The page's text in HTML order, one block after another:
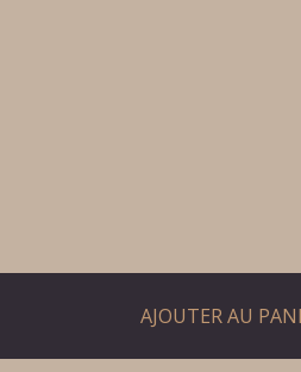
AJOUTER AU